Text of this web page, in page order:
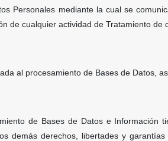
Personales mediante la cual se
de cualquier actividad de Tratamiento de
al procesamiento de Bases de Datos,
de Bases de Datos e Información
demás derechos, libertades y